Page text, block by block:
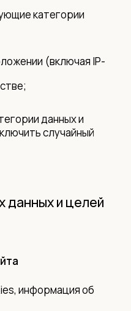
категории
(включая IP-
данных и
случайный
данных и целей
информация об